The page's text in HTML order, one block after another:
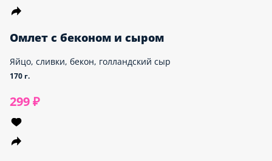
Омлет с беконом и сыром
Яйцо, сливки, бекон, голландский сыр
170 г.
299 ₽